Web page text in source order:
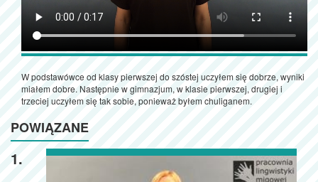
W podstawówce od klasy pierwszej do szóstej uczyłem się dobrze, wyniki
miałem dobre. Następnie w gimnazjum, w klasie pierwszej, drugiej i
trzeciej uczyłem się tak sobie, ponieważ byłem chuliganem.
POWIĄZANE
1.